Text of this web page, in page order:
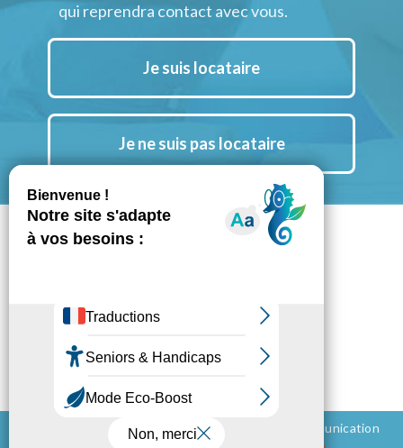
qui reprendra contact avec vous.
Je suis locataire
Je ne suis pas locataire
Notre actu LinkedIn
Mentions légales
Politique de confidentialité
Conception et réalisation - 2026 © BluePalm Communication